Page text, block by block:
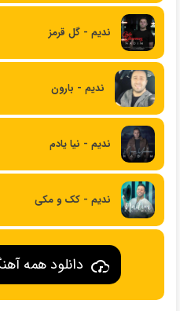
ندیم - گل قرمز
ندیم - بارون
ندیم - نیا یادم
ندیم - کک و مکی
دانلود همه